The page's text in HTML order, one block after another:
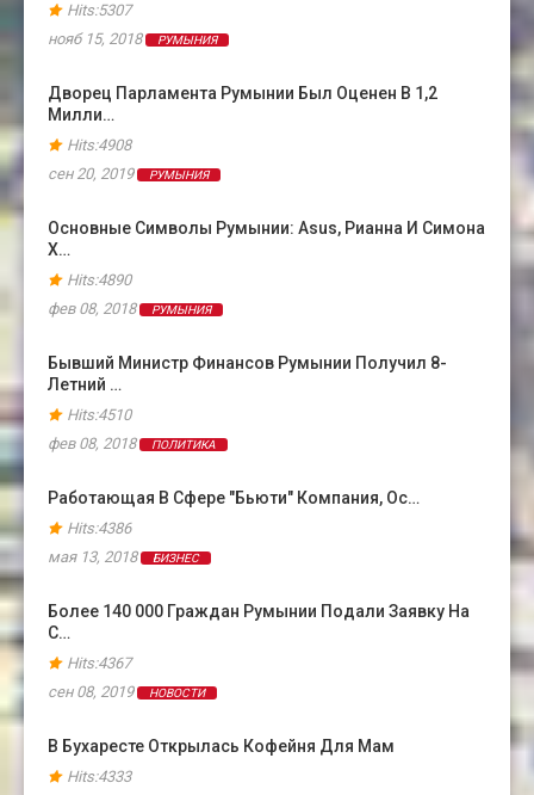
Hits:5307
нояб 15, 2018
РУМЫНИЯ
Дворец Парламента Румынии Был Оценен В 1,2
Милли…
Hits:4908
сен 20, 2019
РУМЫНИЯ
Основные Символы Румынии: Asus, Рианна И Симона
Х…
Hits:4890
фев 08, 2018
РУМЫНИЯ
Бывший Министр Финансов Румынии Получил 8-
Летний …
Hits:4510
фев 08, 2018
ПОЛИТИКА
Работающая В Сфере "бьюти" Компания, Ос…
Hits:4386
мая 13, 2018
БИЗНЕС
Более 140 000 Граждан Румынии Подали Заявку На
С…
Hits:4367
сен 08, 2019
НОВОСТИ
В Бухаресте Открылась Кофейня Для Мам
Hits:4333